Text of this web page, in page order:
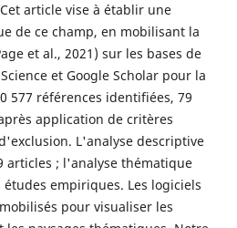
article vise à établir une
de ce champ, en mobilisant la
et al., 2021) sur les bases de
et Google Scholar pour la
577 références identifiées, 79
application de critères
L'analyse descriptive
articles ; l'analyse thématique
empiriques. Les logiciels
pour visualiser les